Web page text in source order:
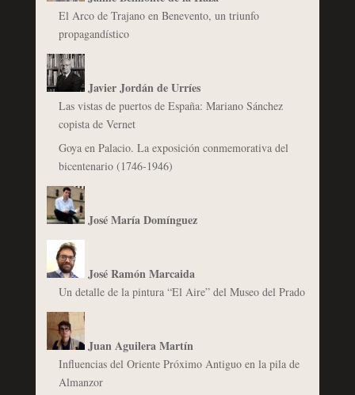
El Arco de Trajano en Benevento, un triunfo
propagandístico
Javier Jordán de Urríes
Las vistas de puertos de España: Mariano Sánchez
copista de Vernet
Goya en Palacio. La exposición conmemorativa del
bicentenario (1746-1946)
José María Domínguez
José Ramón Marcaida
Un detalle de la pintura “El Aire” del Museo del Prado
Juan Aguilera Martín
Influencias del Oriente Próximo Antiguo en la pila de
Almanzor